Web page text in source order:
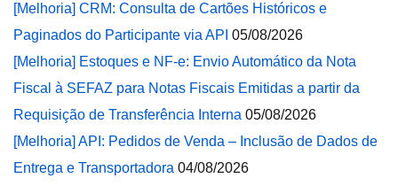
[Melhoria] CRM: Consulta de Cartões Históricos e
Paginados do Participante via API 05/08/2026
[Melhoria] Estoques e NF-e: Envio Automático da Nota
Fiscal à SEFAZ para Notas Fiscais Emitidas a partir da
Requisição de Transferência Interna 05/08/2026
[Melhoria] API: Pedidos de Venda – Inclusão de Dados de
Entrega e Transportadora 04/08/2026